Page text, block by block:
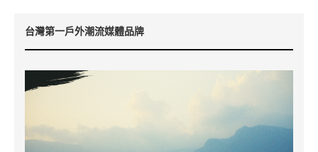
台灣第一戶外潮流媒體品牌